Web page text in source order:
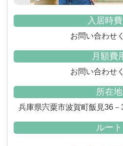
入居時
お問い合わせ
月額費
お問い合わせ
所在地
兵庫県宍粟市波賀町飯見36－
ルート